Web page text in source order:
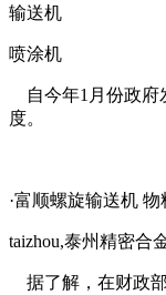
输送机
喷涂机
自今年1月份政府
度。
·富顺螺旋输送机
taizhou,泰州精密合
据了解，在财政